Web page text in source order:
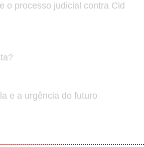
o processo judicial contra Cid
e a urgência do futuro